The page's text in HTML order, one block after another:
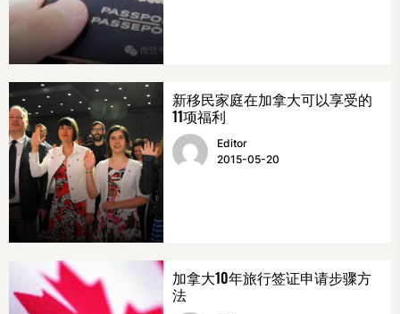
新移民家庭在加拿大可以享受的
11项福利
Editor
2015-05-20
加拿大10年旅行签证申请步骤方
法